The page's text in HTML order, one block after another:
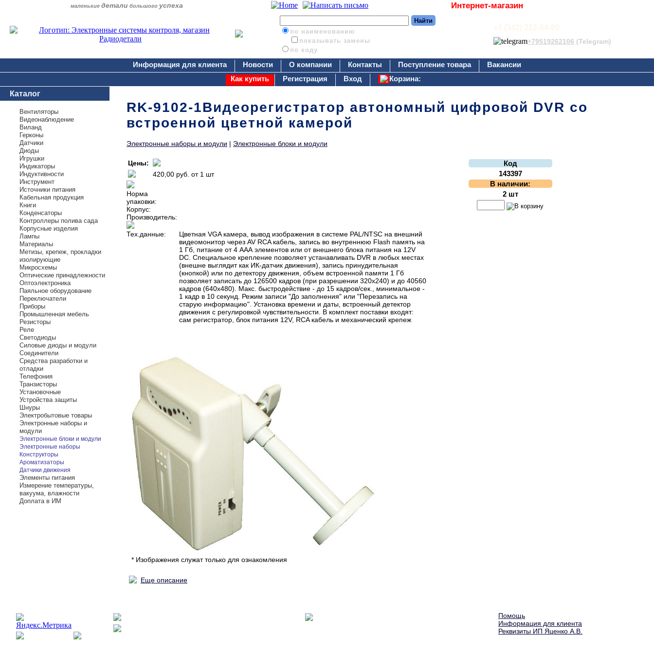
маленькие детали большого успеха Интернет-магазин
по наименованию
показывать замены
по коду
+7 (342) 212-54-00
+79519262106 (Telegram)
Информация для клиента Новости О компании Контакты Поступление товара
Вакансии
Как купить
Регистрация Вход
Корзина:
Каталог
Вентиляторы
Видеонаблюдение
Виланд
Герконы
Датчики
Диоды
Игрушки
Индикаторы
Индуктивности
Инструмент
Источники питания
Кабельная продукция
Книги
Конденсаторы
Контроллеры полива сада
Корпусные изделия
Лампы
Материалы
Метизы, крепеж, прокладки
изолирующие
Микросхемы
Оптические принадлежности
Оптоэлектроника
Паяльное оборудование
Переключатели
Приборы
Промышленная мебель
Резисторы
Реле
Светодиоды
Силовые диоды и модули
Соединители
Средства разработки и
отладки
Телефония
Транзисторы
Установочные
Устройства защиты
Шнуры
Электробытовые товары
Электронные наборы и
модули
Электронные блоки и модули
Электронные наборы
Конструкторы
Ароматизаторы
Датчики движения
Элементы питания
Измерение температуры,
вакуума, влажности
Доплата в ИМ
RK-9102-1Видеорегистратор автономный цифровой DVR со
встроенной цветной камерой
Электронные наборы и модули | Электронные блоки и модули
Цены:
420,00 руб. от 1 шт
Норма
упаковки:
Корпус:
Производитель:
Тех.данные:
Цветная VGA камера, вывод изображения в системе PAL/NTSC на внешний
видеомонитор через AV RCA кабель, запись во внутреннюю Flash память на
1 Гб, питание от 4 ААА элементов или от внешнего блока питания на 12V
DC. Специальное крепление позволяет устанавливать DVR в любых местах
(внешне выглядит как ИК-датчик движения), запись принудительная
(кнопкой) или по детектору движения, объем встроенной памяти 1 Гб
позволяет записать до 126500 кадров (при разрешении 320х240) и до 40560
кадров (640х480). Макс. быстродействие - до 15 кадров/сек., минимальное -
1 кадр в 10 секунд. Режим записи "До заполнения" или "Перезапись на
старую информацию". Установка времени и даты, встроенный детектор
движения с регулировкой чувствительности. В комплект поставки входят:
сам регистратор, блок питания 12V, RCA кабель и механический крепеж
Код
143397
В наличии:
2 шт
* Изображения служат только для ознакомления
Еще описание
Помощь
Информация для клиента
Реквизиты ИП Яценко А.В.